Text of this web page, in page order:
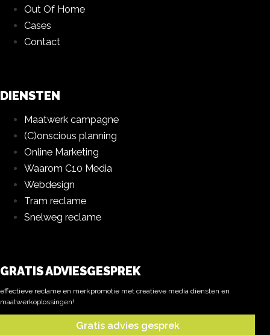
Out Of Home
Cases
Contact
DIENSTEN
Maatwerk campagne
(C)onscious planning
Online Marketing
Waarom C10 Media
Webdesign
Tram reclame
Snelweg reclame
GRATIS ADVIESGESPREK
effectieve reclame en merkpromotie met creatieve media diensten en
maatwerkoplossingen!
Gratis advies gesprek